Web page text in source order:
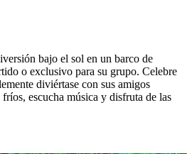
bajo el sol en un barco de
o exclusivo para su grupo. Celebre
diviértase con sus amigos
escucha música y disfruta de las